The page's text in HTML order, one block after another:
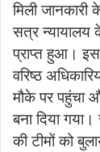
मिली
सत्र
प्राप्त हुआ।
वरिष्ठ
मौके पर पहुंचा
बना दिया
की टीमों को